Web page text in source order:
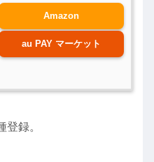
Amazon
au PAY マーケット
録。